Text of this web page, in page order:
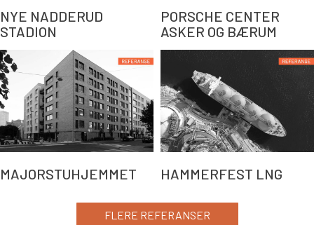
NYE NADDERUD
STADION
PORSCHE CENTER
ASKER OG BÆRUM
MAJORSTUHJEMMET HAMMERFEST LNG
FLERE REFERANSER